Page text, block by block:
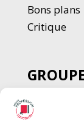
Bons plans
Critique
Chèque